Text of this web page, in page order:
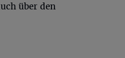
über den